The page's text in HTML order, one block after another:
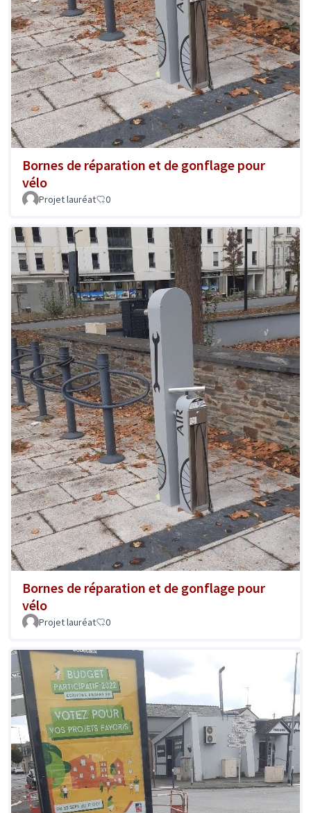
Bornes de réparation et de gonflage pour
vélo
Projet lauréat 0
Bornes de réparation et de gonflage pour
vélo
Projet lauréat 0